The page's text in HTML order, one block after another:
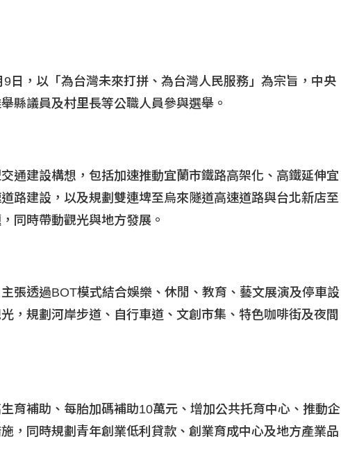
日，以「為台灣未來打拼、為台灣人民服務」為宗旨，中央
縣議員及村里長等公職人員參與選舉。
通建設構想，包括加速推動宜蘭市鐵路高架化、高鐵延伸宜
路建設，以及規劃雙連埤至烏來隧道高速道路與台北新店至
同時帶動觀光與地方發展。
張透過BOT模式結合娛樂、休閒、教育、藝文展演及停車設
，規劃河岸步道、自行車道、文創市集、特色咖啡街及夜間
育補助、每胎加碼補助10萬元、增加公共托育中心、推動企
，同時規劃青年創業低利貸款、創業育成中心及地方產業品